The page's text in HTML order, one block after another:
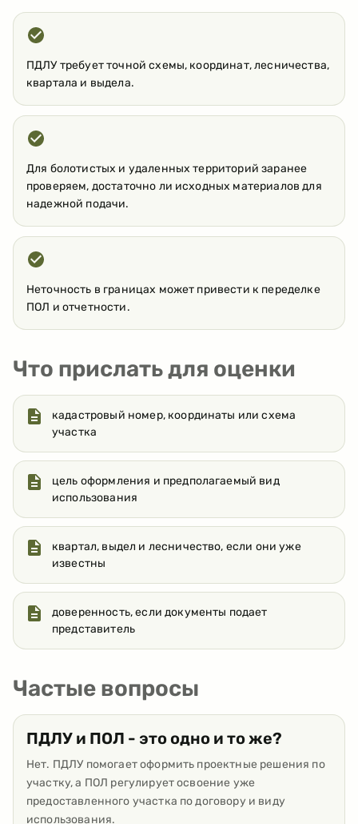
ПДЛУ требует точной схемы, координат, лесничества,
квартала и выдела.
Для болотистых и удаленных территорий заранее
проверяем, достаточно ли исходных материалов для
надежной подачи.
Неточность в границах может привести к переделке
ПОЛ и отчетности.
Что прислать для оценки
кадастровый номер, координаты или схема
участка
цель оформления и предполагаемый вид
использования
квартал, выдел и лесничество, если они уже
известны
доверенность, если документы подает
представитель
Частые вопросы
ПДЛУ и ПОЛ - это одно и то же?
Нет. ПДЛУ помогает оформить проектные решения по
участку, а ПОЛ регулирует освоение уже
предоставленного участка по договору и виду
использования.